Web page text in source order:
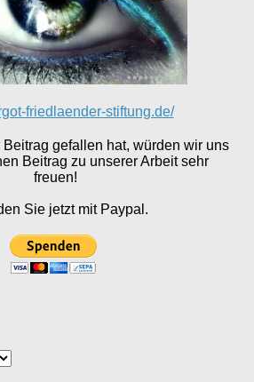
friedlaender-stiftung.de/
gefallen hat, würden wir uns
Beitrag zu unserer Arbeit sehr
freuen!
Sie jetzt mit Paypal.